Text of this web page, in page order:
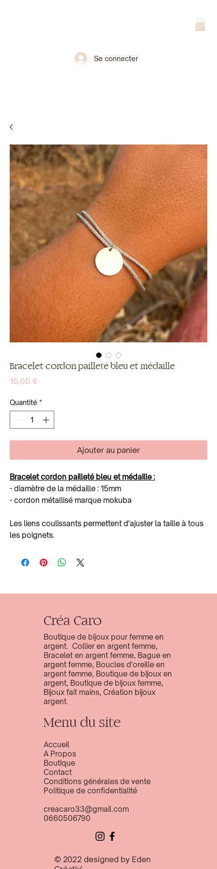
Se connecter
Bracelet cordon pailleté bleu et médaille
15,00 €
Quantité *
Ajouter au panier
Bracelet cordon pailleté bleu et médaille :
- diamètre de la médaille : 15mm
- cordon métallisé marque mokuba
Les liens coulissants permettent d'ajuster la taille à tous
les poignets.
Créa Caro
Boutique de bijoux pour femme en
argent. Collier en argent femme,
Bracelet en argent femme, Bague en
argent femme, Boucles d'oreille en
argent femme, Boutique de bijoux en
argent, Boutique de bijoux femme,
Bijoux fait mains, Création bijoux
argent.
Menu du site
Accueil
A Propos
Boutique
Contact
Conditions générales de vente
Politique de confidentialité
creacaro33@gmail.com
0660506790
© 2022 designed by Eden